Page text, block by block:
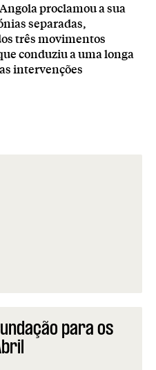
proclamou a sua
separadas,
três movimentos
conduziu a uma longa
intervenções
para os